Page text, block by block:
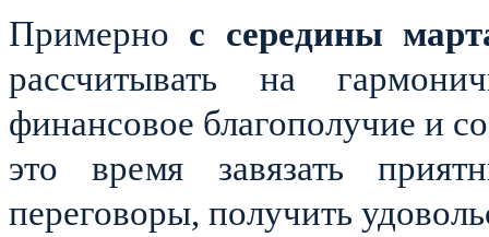
Примерно с середины
рассчитывать на
финансовое благополучие и
это время завязать
переговоры, получить